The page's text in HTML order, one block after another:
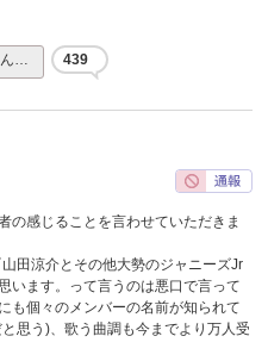
ん… 439
の感じることを言わせていただきま
田涼介とその他大勢のジャニーズJr
います。って言うのは悪口で言って
も個々のメンバーの名前が知られて
思う)、歌う曲調も今までより万人受